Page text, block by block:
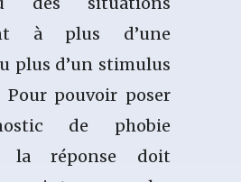
à plus d’une
plus d’un stimulus
Pour pouvoir poser
de phobie
la réponse doit